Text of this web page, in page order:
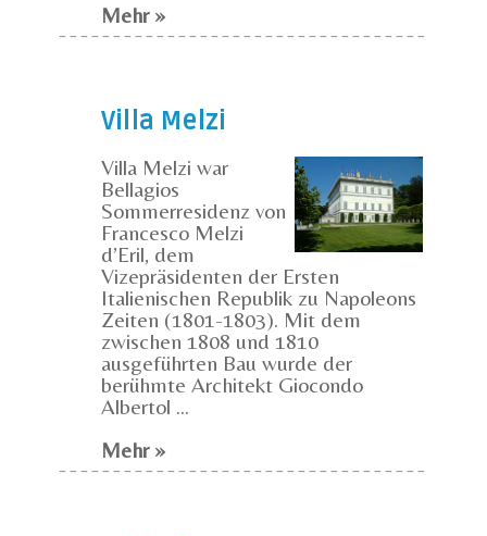
Mehr »
Villa Melzi
Villa Melzi war
Bellagios
Sommerresidenz von
Francesco Melzi
d’Eril, dem
Vizepräsidenten der Ersten
Italienischen Republik zu Napoleons
Zeiten (1801-1803). Mit dem
zwischen 1808 und 1810
ausgeführten Bau wurde der
berühmte Architekt Giocondo
Albertol ...
Mehr »